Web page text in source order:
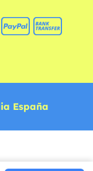
España